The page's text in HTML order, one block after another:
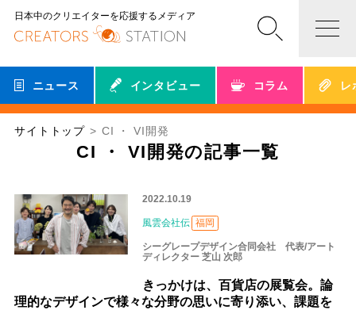
日本中のクリエイターを応援するメディア
ニュース インタビュー コラム レ
サイトトップ CI ・ VI開発
CI ・ VI開発の記事一覧
2022.10.19
風雲会社伝 福岡
シーグレープデザイン合同会社 代表/アート
ディレクター 芝山 次郎
きっかけは、百貨店の展覧会。論
理的なデザインで様々な分野の思いに寄り添い、課題を